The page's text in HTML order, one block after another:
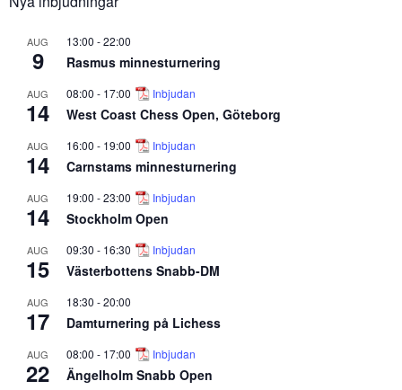
AUG
9
13:00 -22:00
Rasmus minnesturnering
AUG
14
08:00 - 17:00 Inbjudan
West Coast Chess Open, Göteborg
AUG
14
16:00 - 19:00 Inbjudan
Carnstams minnesturnering
AUG
14
19:00 -23:00 Inbjudan
Stockholm Open
AUG
15
09:30 - 16:30 Inbjudan
Västerbottens Snabb-DM
AUG
17
18:30 -20:00
Damturnering på Lichess
AUG
22
08:00 - 17:00 Inbjudan
Ängelholm Snabb Open